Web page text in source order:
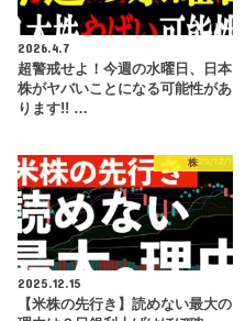
2026.4.7
超警戒せよ！今週の水曜日、日本
株がヤバいことになる可能性があ
ります!! …
株
2025.12.15
【米株の先行き】読めない最大の